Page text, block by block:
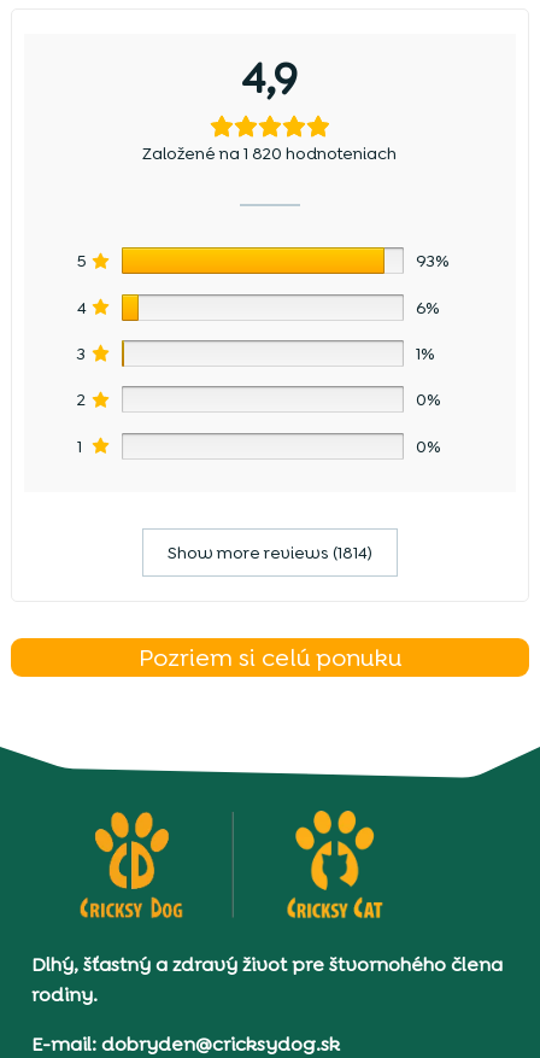
4,9
Založené na 1 820 hodnoteniach
5 93%
4 6%
3 1%
2 0%
1 0%
Show more reviews (1814)
Pozriem si celú ponuku
Dlhý, šťastný a zdravý život pre štvornohého člena
rodiny.
E-mail: dobryden@cricksydog.sk